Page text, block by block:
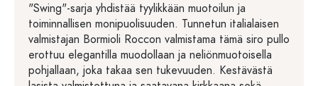
"Swing"-sarja yhdistää tyylikkään muotoilun ja
toiminnallisen monipuolisuuden. Tunnetun italialaisen
valmistajan Bormioli Roccon valmistama tämä siro pullo
erottuu elegantilla muodollaan ja neliönmuotoisella
pohjallaan, joka takaa sen tukevuuden. Kestävästä